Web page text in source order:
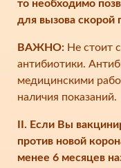
то необходимо
для вызова скорой
ВАЖНО: Не стоит
антибиотики.
медицинскими
наличия показаний.
II. Если Вы
против новой
менее 6 месяцев